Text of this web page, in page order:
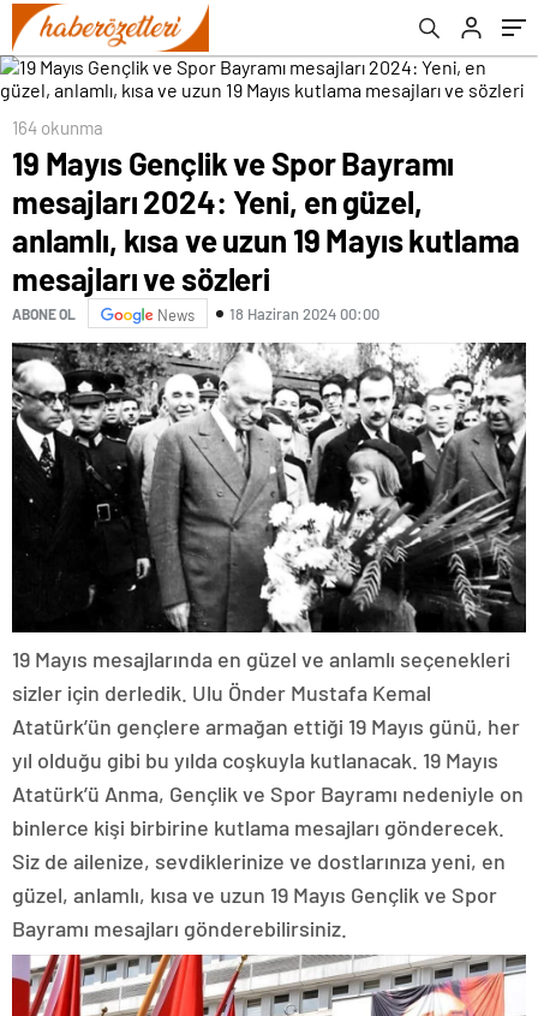
Mayıs kutlama mesajları ve sözleri
164 okunma
19 Mayıs Gençlik ve Spor Bayramı
mesajları 2024: Yeni, en güzel,
anlamlı, kısa ve uzun 19 Mayıs kutlama
mesajları ve sözleri
ABONE OL News 18 Haziran 2024 00:00
19 Mayıs mesajlarında en güzel ve anlamlı seçenekleri
sizler için derledik. Ulu Önder Mustafa Kemal
Atatürk’ün gençlere armağan ettiği 19 Mayıs günü, her
yıl olduğu gibi bu yılda coşkuyla kutlanacak. 19 Mayıs
Atatürk’ü Anma, Gençlik ve Spor Bayramı nedeniyle on
binlerce kişi birbirine kutlama mesajları gönderecek.
Siz de ailenize, sevdiklerinize ve dostlarınıza yeni, en
güzel, anlamlı, kısa ve uzun 19 Mayıs Gençlik ve Spor
Bayramı mesajları gönderebilirsiniz.